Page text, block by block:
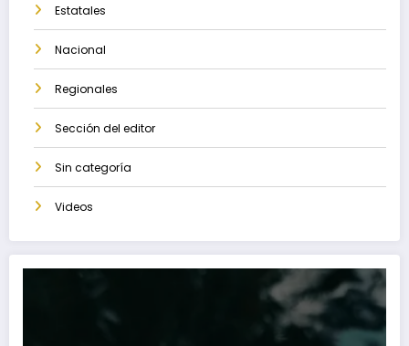
Estatales
Nacional
Regionales
Sección del editor
Sin categoría
Videos